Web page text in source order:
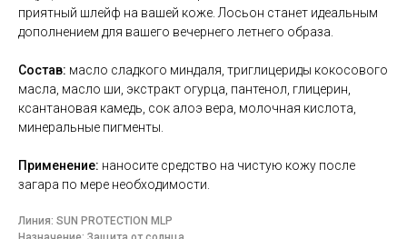
приятный шлейф на вашей коже. Лосьон станет идеальным
дополнением для вашего вечернего летнего образа.
Состав: масло сладкого миндаля, триглицериды кокосового
масла, масло ши, экстракт огурца, пантенол, глицерин,
ксантановая камедь, сок алоэ вера, молочная кислота,
минеральные пигменты.
Применение: наносите средство на чистую кожу после
загара по мере необходимости.
Линия: SUN PROTECTION MLP